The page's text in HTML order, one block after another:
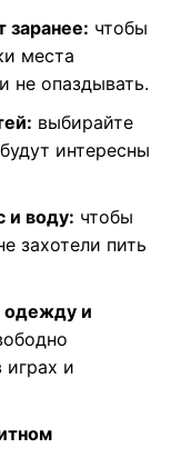
заранее: чтобы
места
не опаздывать.
выбирайте
интересны
и воду: чтобы
захотели пить
одежду и
играх и